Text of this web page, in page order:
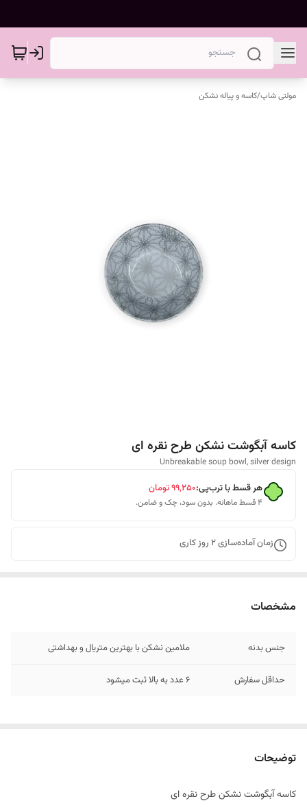
مولتی شاپ/کاسه و پیاله نشکن
کاسه آبگوشت نشکن طرح نقره ای
Unbreakable soup bowl, silver design
هر قسط با ترب‌پی:۹۹٬۲۵۰تومان
۴ قسط ماهانه. بدون سود، چک و ضامن.
زمان آماده‌سازی2 روز کاری
مشخصات
جنس بدنه ملامین نشکن با بهترین متریال و بهداشتی
حداقل سفارش 6 عدد به بالا ثبت میشود
توضیحات
کاسه آبگوشت نشکن طرح نقره ای